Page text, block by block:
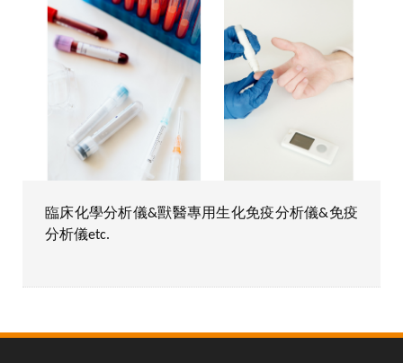
臨床化學分析儀&獸醫專用生化免疫分析儀&免疫
分析儀etc.